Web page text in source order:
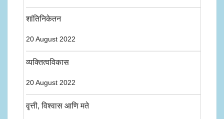
शांतिनिकेतन
20 August 2022
व्यक्तित्वविकास
20 August 2022
वृत्ती, विश्वास आणि मते